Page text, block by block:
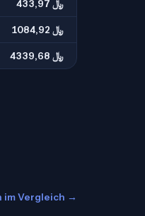
433,97 ﷼
1084,92 ﷼
4339,68 ﷼
im Vergleich →